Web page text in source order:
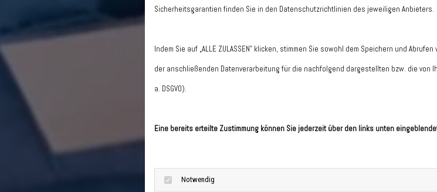
Sicherheitsgarantien finden Sie in den Datenschutzrichtlinien des jeweiligen Anbieters.
Indem Sie auf „ALLE ZULASSEN" klicken, stimmen Sie sowohl dem Speichern und
der anschließenden Datenverarbeitung für die nachfolgend dargestellten bzw. die von
a. DSGVO).
Eine bereits erteilte Zustimmung können Sie jederzeit über den links unten
Notwendig